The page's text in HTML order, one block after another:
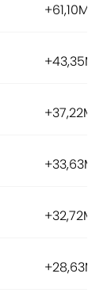
+61,10M€
+43,35M€
+37,22M€
+33,63M€
+32,72M€
+28,63M€